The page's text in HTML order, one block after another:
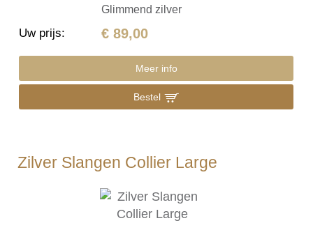
Glimmend zilver
Uw prijs: € 89,00
Meer info
Bestel
Zilver Slangen Collier Large